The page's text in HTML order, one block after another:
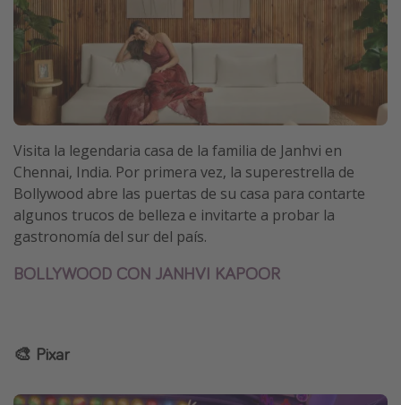
Visita la legendaria casa de la familia de Janhvi en
Chennai, India. Por primera vez, la superestrella de
Bollywood abre las puertas de su casa para contarte
algunos trucos de belleza e invitarte a probar la
gastronomía del sur del país.
BOLLYWOOD CON JANHVI KAPOOR
🎨 Pixar